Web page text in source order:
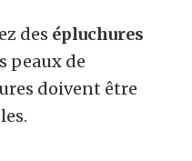
des épluchures
peaux de
doivent être